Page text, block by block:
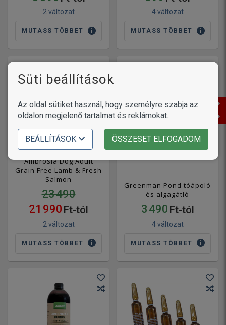
2 változat
MUTASS TÖBBET
4 változat
MUTASS TÖBBET
Ambrosia Dog Adult
Grain Free Lamb & Fresh
Salmon
23 490
21 990 Ft-tól
2 változat
MUTASS TÖBBET
Greenman Pond tóápoló
és algagátló
3 490 Ft-tól
4 változat
MUTASS TÖBBET
Süti beállítások
Az oldal sütiket használ, hogy személyre szabja az
oldalon megjelenő tartalmat és reklámokat..
BEÁLLÍTÁSOK ÖSSZESET ELFOGADOM